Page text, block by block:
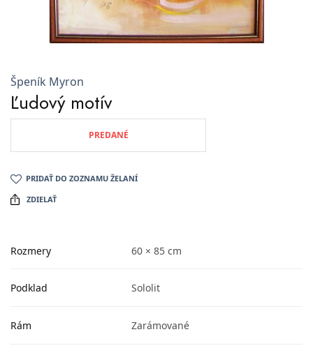
Špeník Myron
Ľudový motív
PREDANÉ
PRIDAŤ DO ZOZNAMU ŽELANÍ
ZDIELAŤ
Rozmery 60 × 85 cm
Podklad Sololit
Rám Zarámované